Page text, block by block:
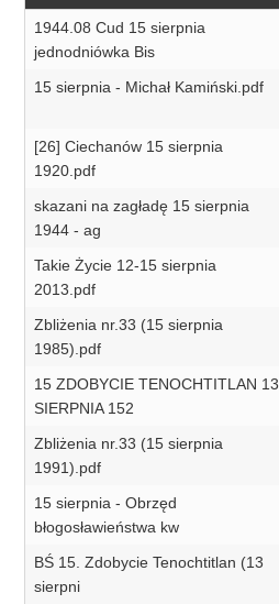
1944.08 Cud 15 sierpnia
jednodniówka Bis
15 sierpnia - Michał Kamiński.pdf
[26] Ciechanów 15 sierpnia
1920.pdf
skazani na zagładę 15 sierpnia
1944 - ag
Takie Życie 12-15 sierpnia
2013.pdf
Zbliżenia nr.33 (15 sierpnia
1985).pdf
15 ZDOBYCIE TENOCHTITLAN 13
SIERPNIA 152
Zbliżenia nr.33 (15 sierpnia
1991).pdf
15 sierpnia - Obrzęd
błogosławieństwa kw
BŚ 15. Zdobycie Tenochtitlan (13
sierpni